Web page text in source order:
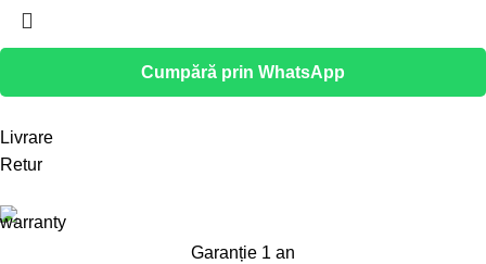
Cumpără prin WhatsApp
Livrare
Retur
Garanție 1 an